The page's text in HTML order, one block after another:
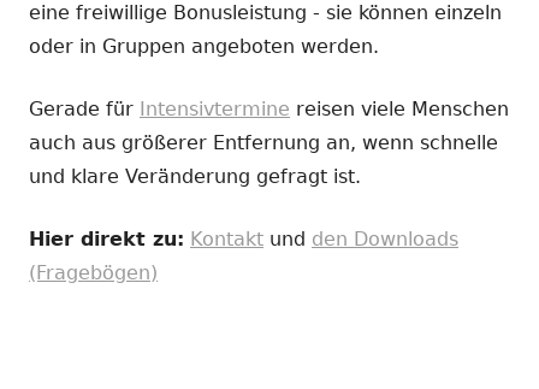
eine freiwillige Bonusleistung - sie können einzeln
oder in Gruppen angeboten werden.
Gerade für Intensivtermine reisen viele Menschen
auch aus größerer Entfernung an, wenn schnelle
und klare Veränderung gefragt ist.
Hier direkt zu: Kontakt und den Downloads
(Fragebögen)